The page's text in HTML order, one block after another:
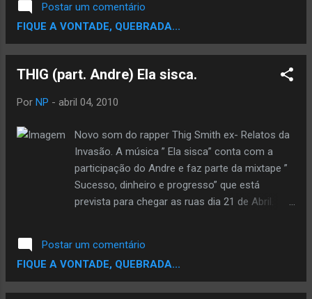
brevemente. Então deixamos aqui as
melhores do Musico. Dentre elas mucicas
do album passado, do novo album e da
Sandocan , Heavy-c , Sandra Cordeiro , Totó
, Lil Kiss , Xdz e etc. cotactos:
placidomatita@hotmail.com 924216266
http://sharex.xpg.com.br/files/9919158229/T
he_Best_Of_Mc_Matita.rar.html
Postar um comentário
FIQUE A VONTADE, QUEBRADA...
THIG (part. Andre) Ela sisca.
Por NP - abril 04, 2010
Novo som do rapper Thig Smith ex- Relatos da
Invasão. A música ” Ela sisca” conta com a
participação do Andre e faz parte da mixtape ”
Sucesso, dinheiro e progresso” que está
prevista para chegar as ruas dia 21 de Abril.
Postar um comentário
FIQUE A VONTADE, QUEBRADA...